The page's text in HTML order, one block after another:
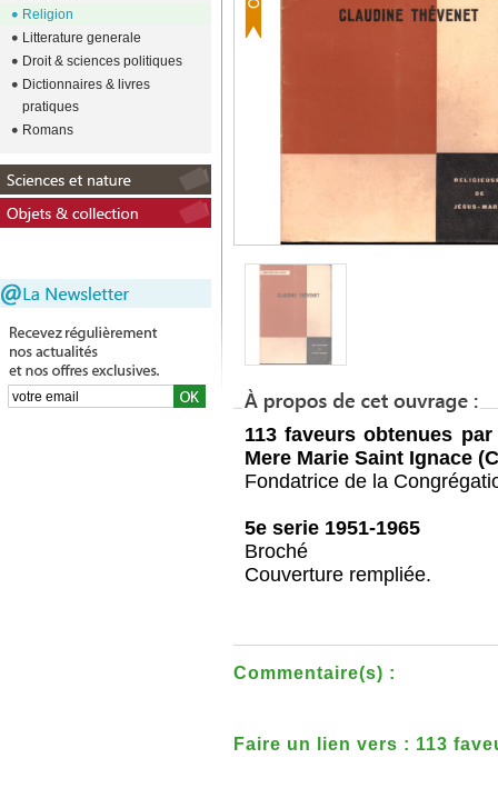
113 faveurs obtenues
Mere Marie Saint Ignace
Fondatrice de la
5e serie 1951-1965
Broché
Couverture rempliée.
Commentaire(s) :
Faire un lien vers : 113
Religion
Litterature generale
Droit & sciences politiques
Dictionnaires & livres
pratiques
Romans